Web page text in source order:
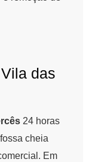
das
24 horas
cheia
Em